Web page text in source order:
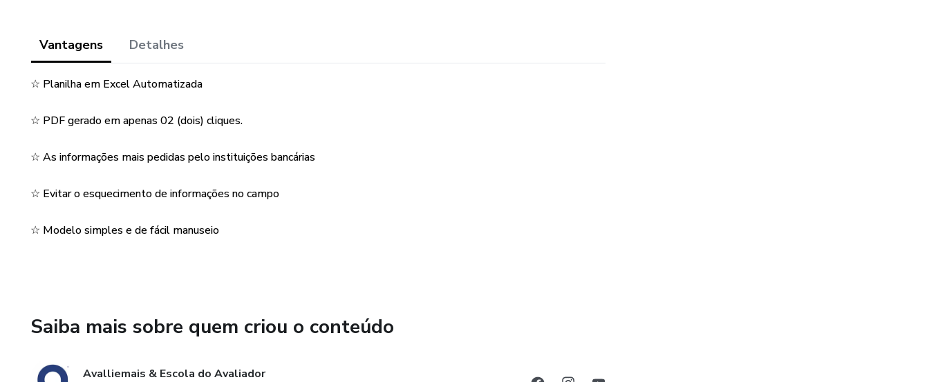
- Atualizações gratuitas
Vantagens Detalhes
☆ Planilha em Excel Automatizada
☆ PDF gerado em apenas 02 (dois) cliques.
☆ As informações mais pedidas pelo instituições bancárias
☆ Evitar o esquecimento de informações no campo
☆ Modelo simples e de fácil manuseio
Saiba mais sobre quem criou o conteúdo
Avalliemais & Escola do Avaliador